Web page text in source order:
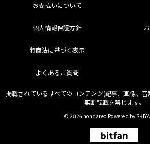
お支払いについて
個人情報保護方針
特商法に基づく表示
よくあるご質問
掲載されているすべてのコンテンツ(記事、画像、
無断転載を禁じます。
© 2026 hondareo Powered by